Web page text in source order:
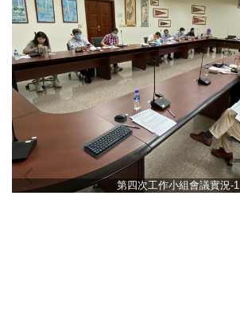
第四次工作小組會議實況-1